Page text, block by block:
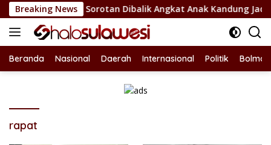
Langsung
ke
konten
Breaking News
Jadi Sorotan Dibalik Angkat Anak Kandung Jadi Honor
Beranda Nasional Daerah Internasional Politik
rapat